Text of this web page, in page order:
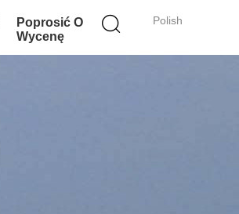
Polish
Poprosić O
Wycenę